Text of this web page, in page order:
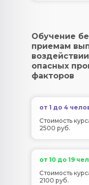
Обучение
приемам
опасных
факторов
от 1 до 4
Стоимость
2500 руб.
от 10 до 19
Стоимость
2100 руб.